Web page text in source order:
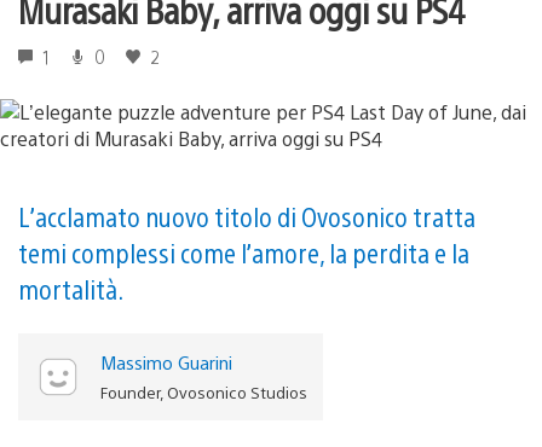
1 0 2
L’acclamato nuovo titolo di Ovosonico tratta
temi complessi come l’amore, la perdita e la
mortalità.
Massimo Guarini
Founder, Ovosonico Studios